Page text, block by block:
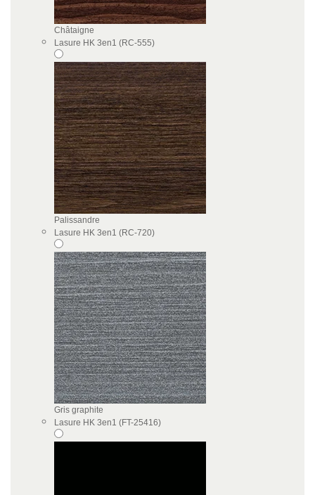
Châtaigne
Lasure HK 3en1 (RC-555)
Palissandre
Lasure HK 3en1 (RC-720)
Gris graphite
Lasure HK 3en1 (FT-25416)